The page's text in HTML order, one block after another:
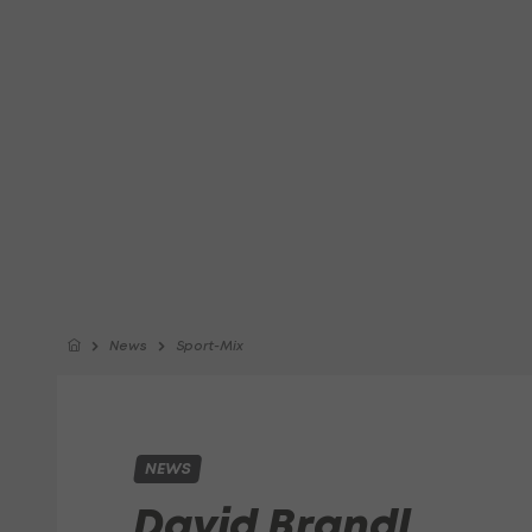
News Sport-Mix
NEWS